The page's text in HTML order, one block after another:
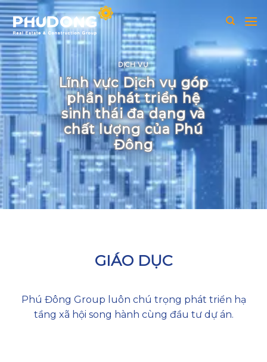
Skip
to
content
DỊCH VỤ
Lĩnh vực Dịch vụ góp
phần phát triển hệ
sinh thái đa dạng và
chất lượng của Phú
Đông
GIÁO DỤC
Phú Đông Group luôn chú trọng phát triển hạ
tầng xã hội song hành cùng đầu tư dự án.